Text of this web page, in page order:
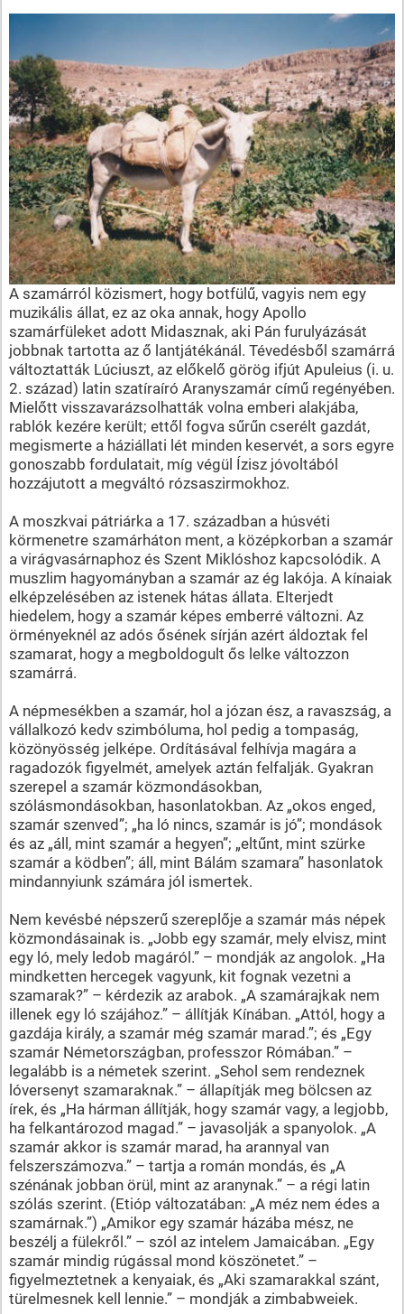
A szamárról közismert, hogy botfülű, vagyis nem egy
muzikális állat, ez az oka annak, hogy Apollo
szamárfüleket adott Midasznak, aki Pán furulyázását
jobbnak tartotta az ő lantjátékánál. Tévedésből szamárrá
változtatták Lúciuszt, az előkelő görög ifjút Apuleius (i. u.
2. század) latin szatíraíró Aranyszamár című regényében.
Mielőtt visszavarázsolhatták volna emberi alakjába,
rablók kezére került; ettől fogva sűrűn cserélt gazdát,
megismerte a háziállati lét minden keservét, a sors egyre
gonoszabb fordulatait, míg végül Ízisz jóvoltából
hozzájutott a megváltó rózsaszirmokhoz.
A moszkvai pátriárka a 17. században a húsvéti
körmenetre szamárháton ment, a középkorban a szamár
a virágvasárnaphoz és Szent Miklóshoz kapcsolódik. A
muszlim hagyományban a szamár az ég lakója. A kínaiak
elképzelésében az istenek hátas állata. Elterjedt
hiedelem, hogy a szamár képes emberré változni. Az
örményeknél az adós ősének sírján azért áldoztak fel
szamarat, hogy a megboldogult ős lelke változzon
szamárrá.
A népmesékben a szamár, hol a józan ész, a ravaszság, a
vállalkozó kedv szimbóluma, hol pedig a tompaság,
közönyösség jelképe. Ordításával felhívja magára a
ragadozók figyelmét, amelyek aztán felfalják. Gyakran
szerepel a szamár közmondásokban,
szólásmondásokban, hasonlatokban. Az „okos enged,
szamár szenved”; „ha ló nincs, szamár is jó”; mondások
és az „áll, mint szamár a hegyen”; „eltűnt, mint szürke
szamár a ködben”; áll, mint Bálám szamara” hasonlatok
mindannyiunk számára jól ismertek.
Nem kevésbé népszerű szereplője a szamár más népek
közmondásainak is. „Jobb egy szamár, mely elvisz, mint
egy ló, mely ledob magáról.” – mondják az angolok. „Ha
mindketten hercegek vagyunk, kit fognak vezetni a
szamarak?” – kérdezik az arabok. „A szamárajkak nem
illenek egy ló szájához.” – állítják Kínában. „Attól, hogy a
gazdája király, a szamár még szamár marad.”; és „Egy
szamár Németországban, professzor Rómában.” –
legalább is a németek szerint. „Sehol sem rendeznek
lóversenyt szamaraknak.” – állapítják meg bölcsen az
írek, és „Ha hárman állítják, hogy szamár vagy, a legjobb,
ha felkantározod magad.” – javasolják a spanyolok. „A
szamár akkor is szamár marad, ha arannyal van
felszerszámozva.” – tartja a román mondás, és „A
szénának jobban örül, mint az aranynak.” – a régi latin
szólás szerint. (Etióp változatában: „A méz nem édes a
szamárnak.”) „Amikor egy szamár házába mész, ne
beszélj a fülekről.” – szól az intelem Jamaicában. „Egy
szamár mindig rúgással mond köszönetet.” –
figyelmeztetnek a kenyaiak, és „Aki szamarakkal szánt,
türelmesnek kell lennie.” – mondják a zimbabweiek.